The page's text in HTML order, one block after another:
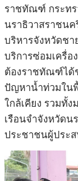
ราชทัณฑ์ กระทร
นราธิวาสราชน
บริหารจังหวัดชา
บริการซ่อมเครื่อ
ต้องราชทัณฑ์ได้
ปัญหาน้ำท่วมใน
ใกล้เคียง รวมทั้
เรือนจำจังหวัดน
ประชาชนผู้ประ